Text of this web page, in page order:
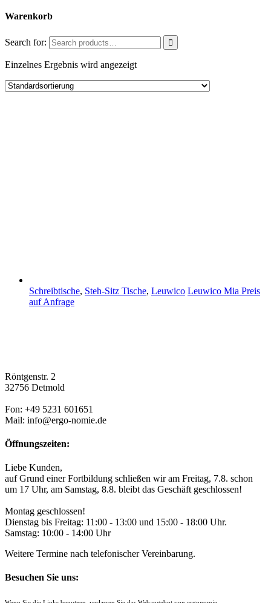
Warenkorb
Search for:
Einzelnes Ergebnis wird angezeigt
Schreibtische, Steh-Sitz Tische, Leuwico Leuwico Mia Preis
auf Anfrage
Röntgenstr. 2
32756 Detmold
Fon: +49 5231 601651
Mail: info@ergo-nomie.de
Öffnungszeiten:
Liebe Kunden,
auf Grund einer Fortbildung schließen wir am Freitag, 7.8. schon
um 17 Uhr, am Samstag, 8.8. bleibt das Geschäft geschlossen!
Montag geschlossen!
Dienstag bis Freitag: 11:00 - 13:00 und 15:00 - 18:00 Uhr.
Samstag: 10:00 - 14:00 Uhr
Weitere Termine nach telefonischer Vereinbarung.
Besuchen Sie uns: